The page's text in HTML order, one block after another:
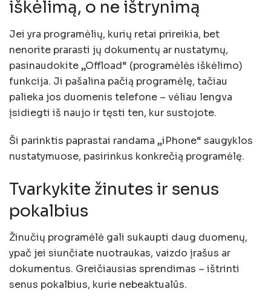
iškėlimą, o ne ištrynimą
Jei yra programėlių, kurių retai prireikia, bet
nenorite prarasti jų dokumentų ar nustatymų,
pasinaudokite „Offload“ (programėlės iškėlimo)
funkcija. Ji pašalina pačią programėlę, tačiau
palieka jos duomenis telefone – vėliau lengva
įsidiegti iš naujo ir tęsti ten, kur sustojote.
Ši parinktis paprastai randama „iPhone“ saugyklos
nustatymuose, pasirinkus konkrečią programėlę.
Tvarkykite žinutes ir senus
pokalbius
Žinučių programėlė gali sukaupti daug duomenų,
ypač jei siunčiate nuotraukas, vaizdo įrašus ar
dokumentus. Greičiausias sprendimas – ištrinti
senus pokalbius, kurie nebeaktualūs.